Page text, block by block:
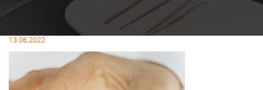
13.06.2022